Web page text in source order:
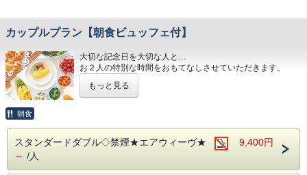
カップルプラン【朝食ビュッフェ付】
大切な記念日を大切な人と…
お２人の特別な時間をおもてなしさせていただきます。
朝食会場：１８階 レストラン「アイリス」
営業時間：７：００～１０：００ （最終入場 ９：３０）
■全室インターネット接続完備 ◎Ｗｉ-Ｆｉ接続無料◎
もっと見る
朝食
スタンダードダブル◇禁煙★エアウィーヴ★
9,400円
～ /人